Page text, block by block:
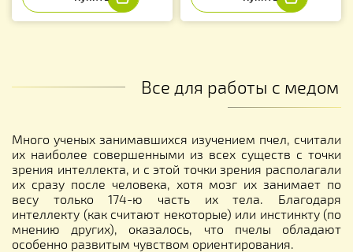
Все для работы с медом
Много ученых занимавшихся изучением пчел, считали
их наиболее совершенными из всех существ с точки
зрения интеллекта, и с этой точки зрения располагали
их сразу после человека, хотя мозг их занимает по
весу только 174-ю часть их тела. Благодаря
интеллекту (как считают некоторые) или инстинкту (по
мнению других), оказалось, что пчелы обладают
особенно развитым чувством ориентирования.